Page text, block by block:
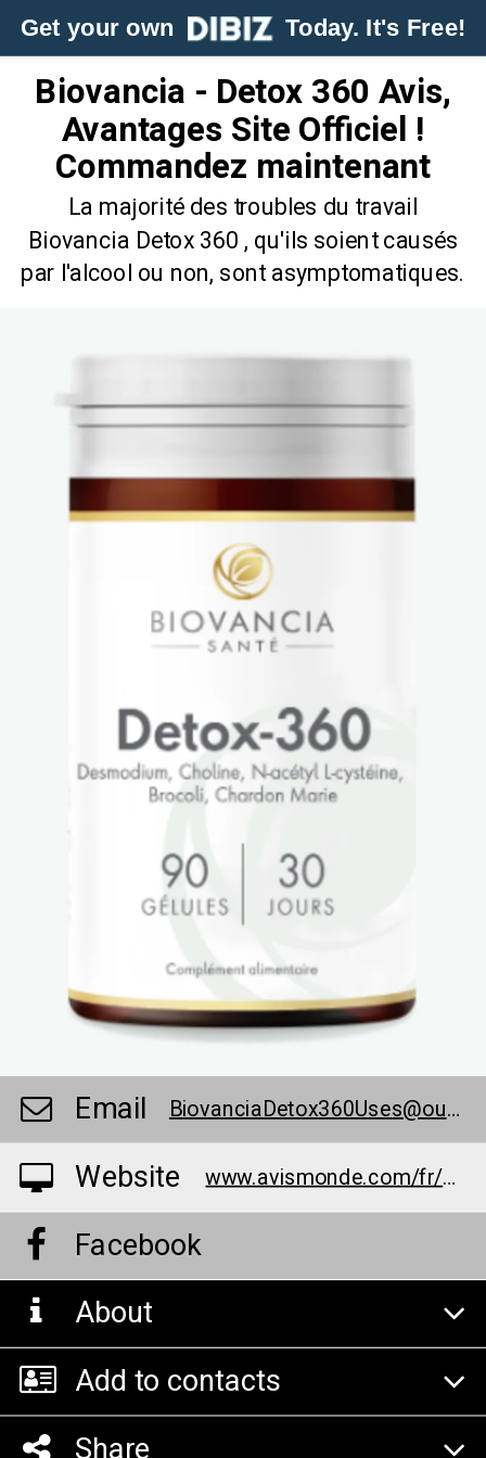
Get your own Today. It's Free!
Biovancia - Detox 360 Avis,
Avantages Site Officiel !
Commandez maintenant
La majorité des troubles du travail
Biovancia Detox 360 , qu'ils soient causés
par l'alcool ou non, sont asymptomatiques.
Email BiovanciaDetox360Uses@outlook.com
Website www.avismonde.com/fr/detox-360-avis/
Facebook
About
Add to contacts